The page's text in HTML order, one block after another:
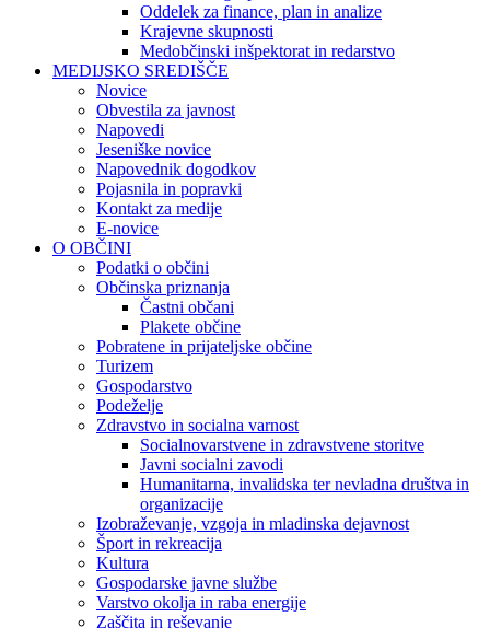
Oddelek za finance, plan in analize
Krajevne skupnosti
Medobčinski inšpektorat in redarstvo
MEDIJSKO SREDIŠČE
Novice
Obvestila za javnost
Napovedi
Jeseniške novice
Napovednik dogodkov
Pojasnila in popravki
Kontakt za medije
E-novice
O OBČINI
Podatki o občini
Občinska priznanja
Častni občani
Plakete občine
Pobratene in prijateljske občine
Turizem
Gospodarstvo
Podeželje
Zdravstvo in socialna varnost
Socialnovarstvene in zdravstvene storitve
Javni socialni zavodi
Humanitarna, invalidska ter nevladna društva in
organizacije
Izobraževanje, vzgoja in mladinska dejavnost
Šport in rekreacija
Kultura
Gospodarske javne službe
Varstvo okolja in raba energije
Zaščita in reševanje